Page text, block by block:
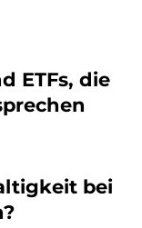
ETFs, die
bei